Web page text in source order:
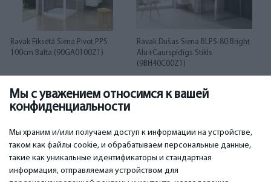
Мы с уважением относимся к вашей
конфиденциальности
Мы храним и/или получаем доступ к информации на устройстве,
таком как файлы cookie, и обрабатываем персональные данные,
такие как уникальные идентификаторы и стандартная
информация, отправляемая устройством для
Ravak Fiksētā Siena Pivot PPS
100cm Balta (90GA0100Z1)
171.00€
Ravak Dušas Siena BLPS-80 Bright
Alu+Caurspīdīgs Stikls
(9BH40C00Z1)
171.00€
1 2 3 4 5 6 ... 12 13